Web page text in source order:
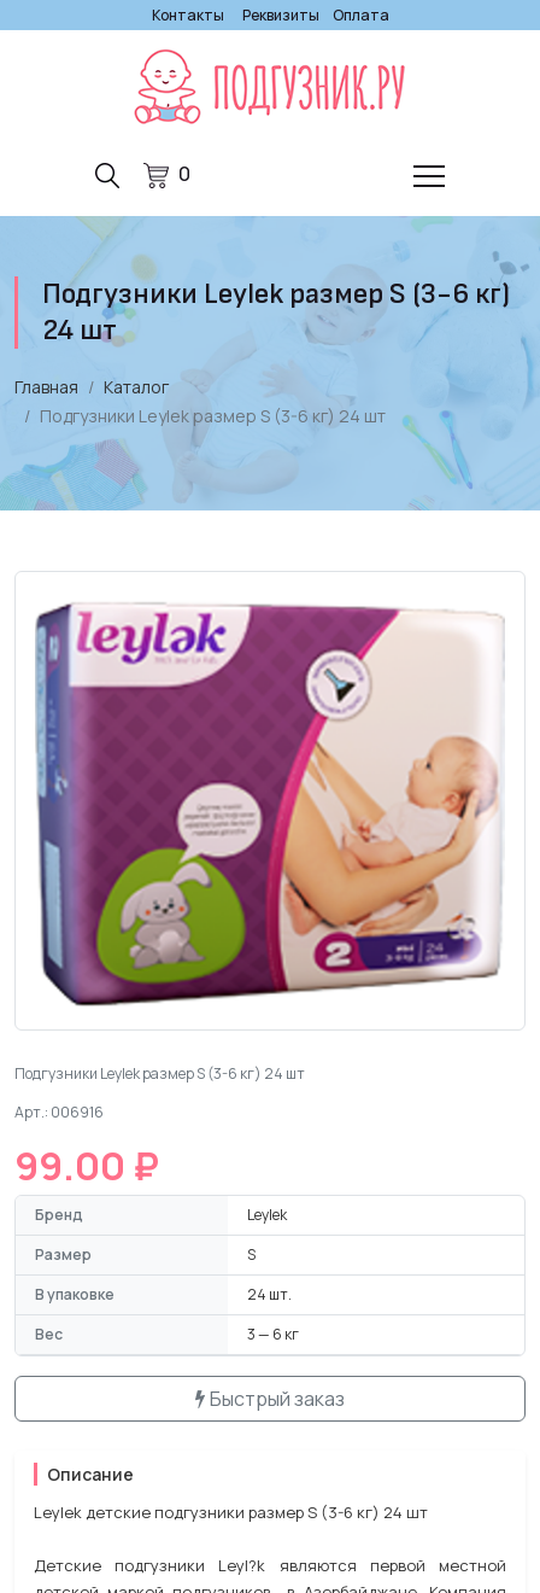
Контакты Реквизиты Оплата
0
Подгузники Leylеk размер S (3-6 кг)
24 шт
Главная
Каталог
Подгузники Leylеk размер S (3-6 кг) 24 шт
Подгузники Leylеk размер S (3-6 кг) 24 шт
Арт.: 006916
99.00 ₽
Бренд
Leylеk
Размер
S
В упаковке
24 шт.
Вес
3 — 6 кг
Быстрый заказ
Описание
Leylеk детские подгузники размер S (3-6 кг) 24 шт
Детские подгузники Leyl?k являются первой местной